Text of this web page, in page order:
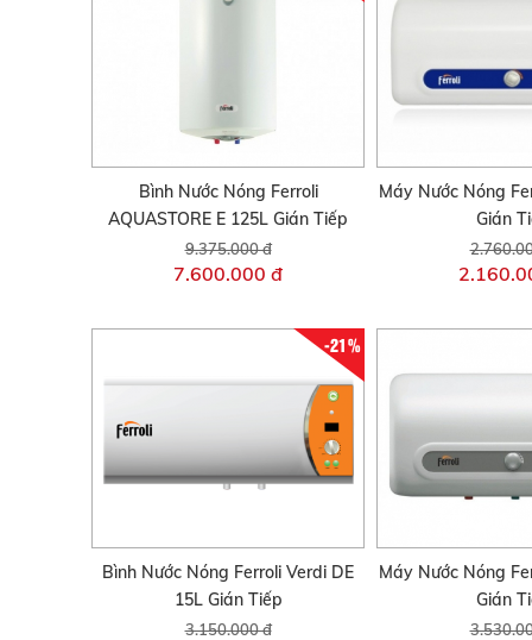
Bình Nước Nóng Ferroli
AQUASTORE E 125L Gián Tiếp
9.375.000 đ
7.600.000 đ
Máy Nước Nóng
Gián
-21%
Bình Nước Nóng Ferroli Verdi DE
15L Gián Tiếp
3.150.000 đ
Máy Nước Nóng
Gián